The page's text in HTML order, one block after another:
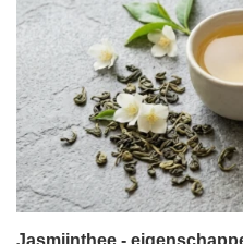
Jasmijnthee -
aromatische jasmijnthee?